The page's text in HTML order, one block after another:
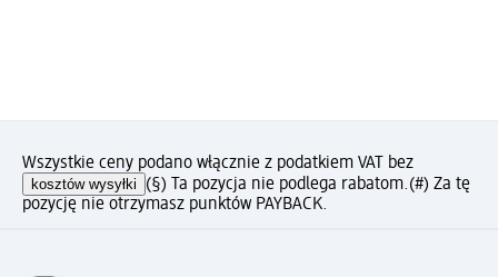
Wszystkie ceny podano włącznie z podatkiem VAT bez
kosztów wysyłki (§) Ta pozycja nie podlega rabatom.(#) Za tę
pozycję nie otrzymasz punktów PAYBACK.